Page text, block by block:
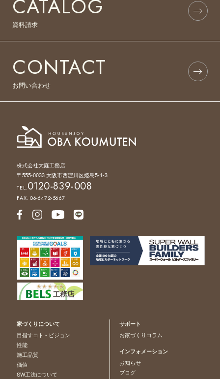
CATALOG
資料請求
CONTACT
お問い合わせ
株式会社大庭工務店
〒555-0033 大阪市西淀川区姫島5-1-3
TEL.0120-839-008
FAX. 06-6472-5667
家づくりについて
目指すコト - ビジョン
性能
施工品質
価値
SW工法について
サポート
お家づくりコラム
インフォメーション
お知らせ
ブログ